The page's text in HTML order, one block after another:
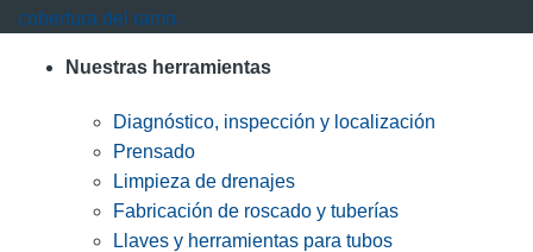
cobertura del ramo.
Nuestras herramientas
Diagnóstico, inspección y localización
Prensado
Limpieza de drenajes
Fabricación de roscado y tuberías
Llaves y herramientas para tubos